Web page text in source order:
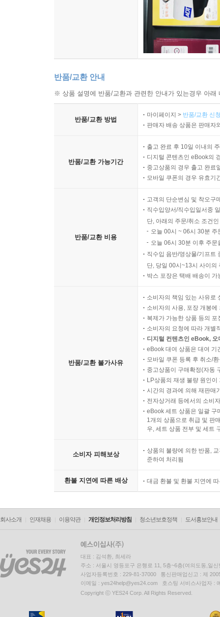
반품/교환 안내
※ 상품 설명에 반품/교환과 관련한 안내가 있는경우 아
반품/교환 방법
마이페이지 > 반품/교환 신
판매자 배송 상품은 판매자
반품/교환 가능기간
출고 완료 후 10일 이내의
디지털 콘텐츠인 eBook의
중고상품의 경우 출고 완료
모바일 쿠폰의 경우 유효기
반품/교환 비용
고객의 단순변심 및 착오구
직수입양서/직수입일서중
단, 아래의 주문/취소 조건
오늘 00시 ~ 06시 30분
오늘 06시 30분 이후 주
직수입 음반/영상물/기프트
단, 당일 00시~13시 사이의
박스 포장은 택배 배송이
반품/교환 불가사유
소비자의 책임 있는 사유로
소비자의 사용, 포장 개봉
복제가 가능한 상품 등의
소비자의 요청에 따라 개별
디지털 컨텐츠인 eBook,
eBook 대여 상품은 대여 기
모바일 쿠폰 등록 후 취소/
중고상품이 구매확정(자동
LP상품의 재생 불량 원인
시간의 경과에 의해 재판매
전자상거래 등에서의 소비
eBook 세트 상품은 일괄 구
1개의 상품으로 취급 및 판
우, 세트 상품 전부 및 세트
소비자 피해보상
상품의 불량에 의한 반품,
준하여 처리됨
환불 지연에 따른 배상 대금 환불 및 환불 지연에
회사소개 인재채용 이용약관 개인정보처리방침 청소년보호정책 도서홍보안내
대표 : 김석환, 최세라
주소 : 서울시 영등포구 은행로 11, 5층~6층(여의도동,일신
사업자등록번호 : 229-81-37000 통신판매업신고 : 제
이메일 : yes24help@yes24.com 호스팅 서비스사업자 :
Copyright ⓒ YES24 Corp. All Rights Reserved.